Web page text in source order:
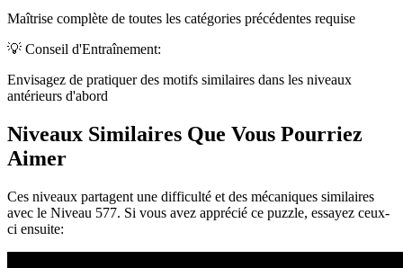
Maîtrise complète de toutes les catégories précédentes requise
💡 Conseil d'Entraînement:
Envisagez de pratiquer des motifs similaires dans les niveaux
antérieurs d'abord
Niveaux Similaires Que Vous Pourriez
Aimer
Ces niveaux partagent une difficulté et des mécaniques similaires
avec le Niveau 577. Si vous avez apprécié ce puzzle, essayez ceux-
ci ensuite: